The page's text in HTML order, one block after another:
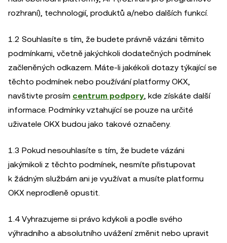
rozhraní), technologií, produktů a/nebo dalších funkcí.
1.2 Souhlasíte s tím, že budete právně vázáni těmito
podmínkami, včetně jakýchkoli dodatečných podmínek
začleněných odkazem. Máte-li jakékoli dotazy týkající se
těchto podmínek nebo používání platformy OKX,
navštivte prosím centrum podpory, kde získáte další
informace. Podmínky vztahující se pouze na určité
uživatele OKX budou jako takové označeny.
1.3 Pokud nesouhlasíte s tím, že budete vázáni
jakýmikoli z těchto podmínek, nesmíte přistupovat
k žádným službám ani je využívat a musíte platformu
OKX neprodleně opustit.
1.4 Vyhrazujeme si právo kdykoli a podle svého
výhradního a absolutního uvážení změnit nebo upravit